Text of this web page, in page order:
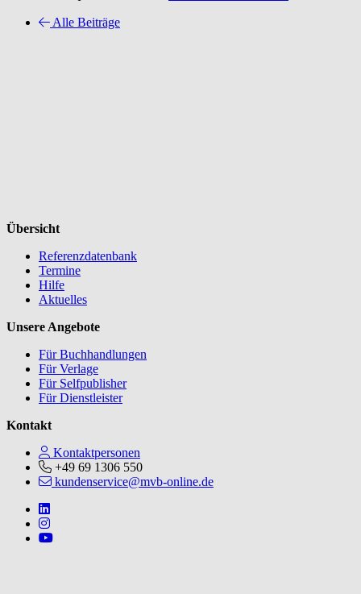
Alle Beiträge
Übersicht
Referenzdatenbank
Termine
Hilfe
Aktuelles
Unsere Angebote
Für Buchhandlungen
Für Verlage
Für Selfpublisher
Für Dienstleister
Kontakt
Kontaktpersonen
+49 69 1306 550
kundenservice@mvb-online.de
Follow us on https://www.linkedin.com/company/mvbbooks
Follow us on https://www.instagram.com/lifeatmvb/
Follow us on https://www.youtube.com/@mvbbooks